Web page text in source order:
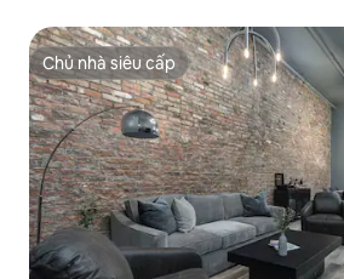
Chủ nhà siêu cấp
Chủ nhà siêu cấp